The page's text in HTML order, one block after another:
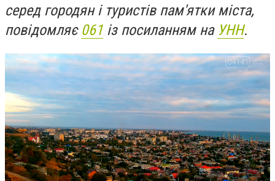
серед городян і туристів пам'ятки міста,
повідомляє 061 із посиланням на УНН.